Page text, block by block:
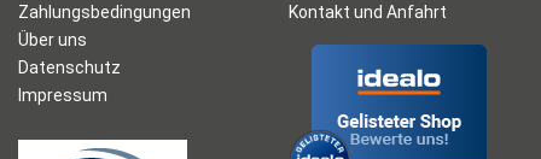
Zahlungsbedingungen
Über uns
Datenschutz
Impressum
Kontakt und Anfahrt